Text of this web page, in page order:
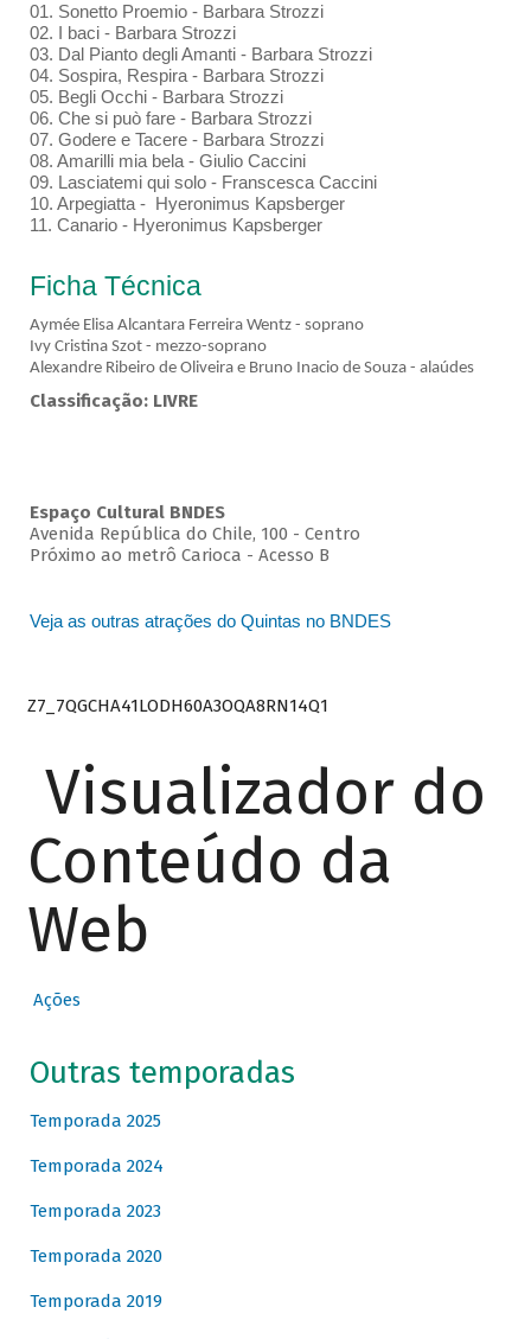
01. Sonetto Proemio - Barbara Strozzi
02. I baci - Barbara Strozzi
03. Dal Pianto degli Amanti - Barbara Strozzi
04. Sospira, Respira - Barbara Strozzi
05. Begli Occhi - Barbara Strozzi
06. Che si può fare - Barbara Strozzi
07. Godere e Tacere - Barbara Strozzi
08. Amarilli mia bela - Giulio Caccini
09. Lasciatemi qui solo - Franscesca Caccini
10. Arpegiatta - Hyeronimus Kapsberger
11. Canario - Hyeronimus Kapsberger
Ficha Técnica
Aymée Elisa Alcantara Ferreira Wentz - soprano
Ivy Cristina Szot - mezzo-soprano
Alexandre Ribeiro de Oliveira e Bruno Inacio de Souza - alaúdes
Classificação: LIVRE
Espaço Cultural BNDES
Avenida República do Chile, 100 - Centro
Próximo ao metrô Carioca - Acesso B
Veja as outras atrações do Quintas no BNDES
Z7_7QGCHA41LODH60A3OQA8RN14Q1
Visualizador do
Conteúdo da
Web
Ações
Outras temporadas
Temporada 2025
Temporada 2024
Temporada 2023
Temporada 2020
Temporada 2019